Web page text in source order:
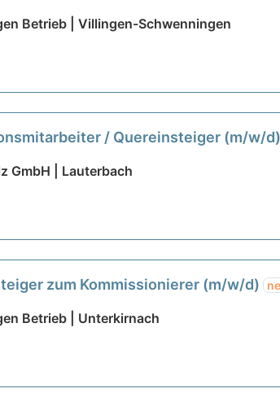
Betrieb | Villingen-Schwenningen
/ Quereinsteiger (m/w/
GmbH | Lauterbach
zum Kommissionierer (m/w/d)
Betrieb | Unterkirnach